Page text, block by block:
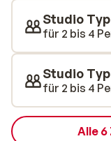
Studio
für 2 bis 4
Studio
für 2 bis 4
Alle 6